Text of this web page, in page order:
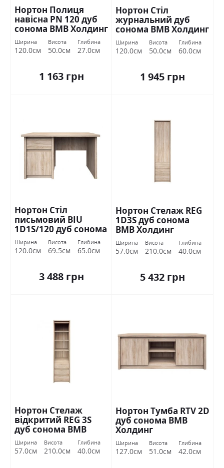
Нортон Полиця
навісна PN 120 дуб
сонома ВМВ Холдинг
Ширина
120.0см
Висота
50.0см
Глибина
27.0см
1 163 грн
Нортон Стіл
журнальний дуб
сонома ВМВ Холдинг
Ширина
120.0см
Висота
50.0см
Глибина
60.0см
1 945 грн
Нортон Стіл
письмовий BIU
1D1S/120 дуб сонома
ВМВ Холдинг
Ширина
120.0см
Висота
69.5см
Глибина
65.0см
3 488 грн
Нортон Стелаж REG
1D3S дуб сонома
ВМВ Холдинг
Ширина
57.0см
Висота
210.0см
Глибина
40.0см
5 432 грн
Нортон Стелаж
відкритий REG 3S
дуб сонома ВМВ
Холдинг
Ширина
57.0см
Висота
210.0см
Глибина
40.0см
Нортон Тумба RTV 2D
дуб сонома ВМВ
Холдинг
Ширина
127.0см
Висота
51.0см
Глибина
42.0см